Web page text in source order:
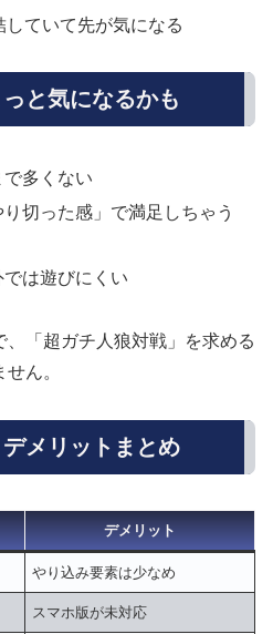
ていて先が気になる
と気になるかも
多くない
切った感」で満足しちゃう
は遊びにくい
「超ガチ人狼対戦」を求める
ん。
メリットまとめ
デメリット
やり込み要素は少なめ
スマホ版が未対応